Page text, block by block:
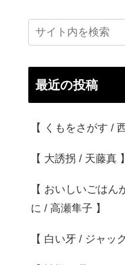
最近の投稿
【 くもをさがす /
【 大誘拐 / 天藤真 】
【 おいしいごはん
に / 高瀬隼子 】
【 白い牙 / ジャッ